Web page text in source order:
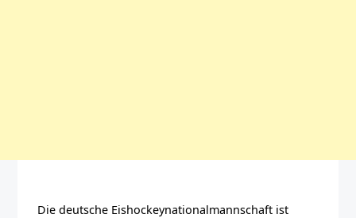
Die deutsche Eishockeynationalmannschaft ist